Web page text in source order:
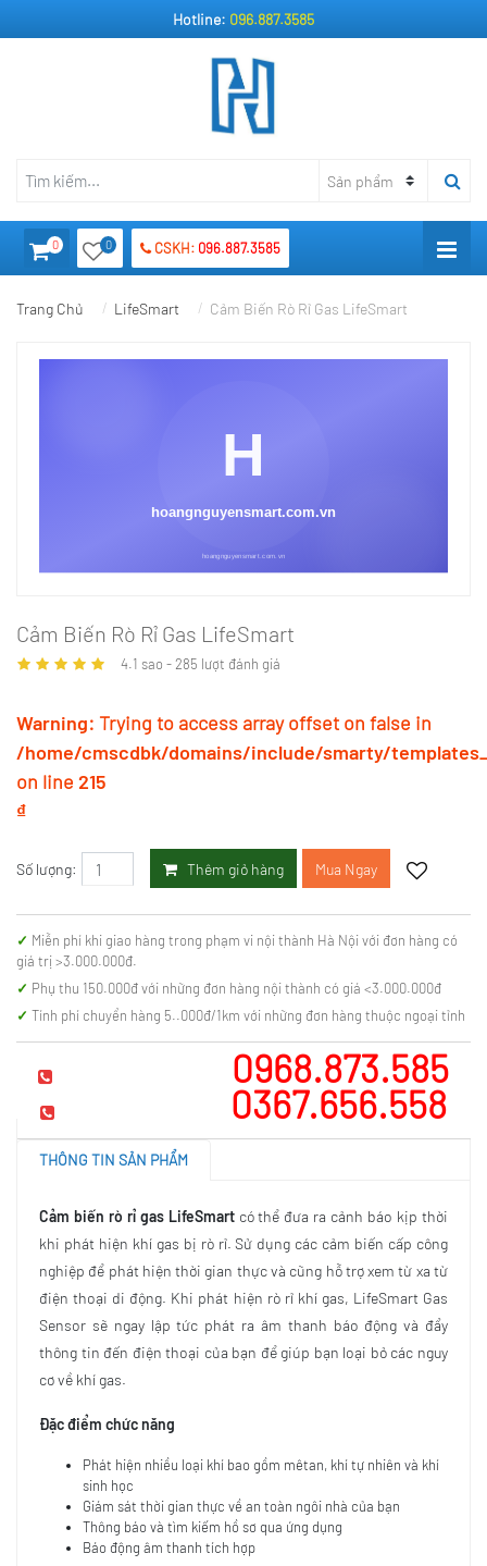
Hotline: 096.887.3585
0 0 CSKH: 096.887.3585
Trang Chủ LifeSmart Cảm Biến Rò Rỉ Gas LifeSmart
Cảm Biến Rò Rỉ Gas LifeSmart
4.1 sao -285 lượt đánh giá
Warning: Trying to access array offset on false in
/home/cmscdbk/domains/include/smarty/
on line 215
₫
Số lượng: Thêm giỏ hàng Mua Ngay
Miễn phí khi giao hàng trong phạm vi nội thành Hà Nội với đơn hàng có
giá trị >3.000.000đ.
Phụ thu 150.000đ với những đơn hàng nội thành có giá <3.000.000đ
Tính phí chuyển hàng 5..000đ/1km với những đơn hàng thuộc ngoại tỉnh
0968.873.585
0367.656.558
THÔNG TIN SẢN PHẨM
Cảm biến rò rỉ gas LifeSmartcó thể đưa ra cảnh báo kịp thời
khi phát hiện khí gas bị rò rỉ. Sử dụng các cảm biến cấp công
nghiệp để phát hiện thời gian thực và cũng hỗ trợ xem từ xa từ
điện thoại di động. Khi phát hiện rò rỉ khí gas, LifeSmart Gas
Sensor sẽ ngay lập tức phát ra âm thanh báo động và đẩy
thông tin đến điện thoại của bạn để giúp bạn loại bỏ các nguy
cơ về khí gas.
Đặc điểm chức năng
Phát hiện nhiều loại khí bao gồm mêtan, khí tự nhiên và khí
sinh học
Giám sát thời gian thực về an toàn ngôi nhà của bạn
Thông báo và tìm kiếm hồ sơ qua ứng dụng
Báo động âm thanh tích hợp